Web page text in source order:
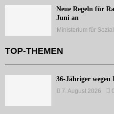
Neue Regeln für
Juni an
Ministerium für
TOP-THEMEN
36-Jähriger
7. August 2026 0